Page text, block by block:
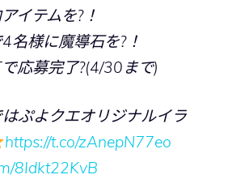
イテムを?！
名様に魔導石を?！
応募完了?(4/30まで)
ぷよクエオリジナルイラ
https://t.co/zAnepN77eo
8Idkt22KvB